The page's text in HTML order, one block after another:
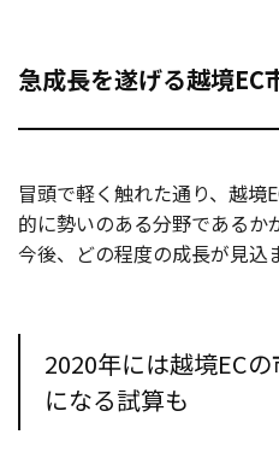
急成長を遂げる越境EC
冒頭で軽く触れた通り、越境
的に勢いのある分野であるか
今後、どの程度の成長が見込
2020年には越境EC
になる試算も